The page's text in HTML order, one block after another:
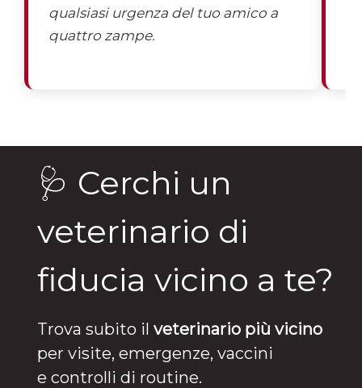
qualsiasi urgenza del tuo amico a
quattro zampe.
🩺 Cerchi un
veterinario di
fiducia vicino a te?
Trova subito il veterinario più vicino
per visite, emergenze, vaccini
e controlli di routine.